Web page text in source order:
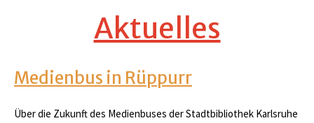
Aktuelles
Medienbus in Rüppurr
Über die Zukunft des Medienbuses der Stadtbibliothek Karlsruhe